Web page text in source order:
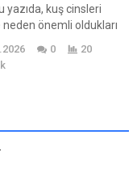
yazıda, kuş cinsleri
önemli oldukları
ve sınıflandırmaları
her bir cinsin
ve gerçekler de
merak edilen
0
20